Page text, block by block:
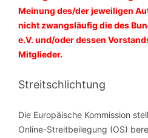
Meinung des/der jeweiligen
nicht zwangsläufig die des
e.V. und/oder dessen
Mitglieder.
Streitschlichtung
Die Europäische Kommission
Online-Streitbeilegung (OS)